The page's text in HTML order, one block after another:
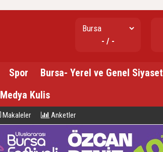
- / -
Spor Bursa- Yerel ve Genel Siyaset
Medya Kulis
Makaleler Anketler